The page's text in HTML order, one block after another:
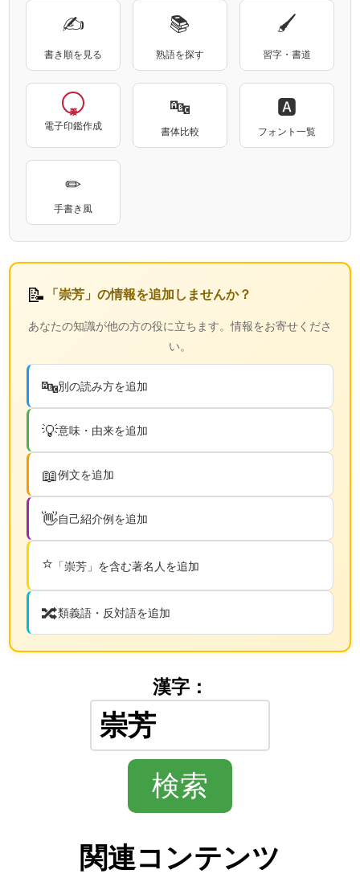
✍
書き順を見る
📚
熟語を探す
🖌
習字・書道
電子印鑑作成
🔤
書体比較
🅰
フォント一覧
✏
手書き風
📝 「崇芳」の情報を追加しませんか？
あなたの知識が他の方の役に立ちます。情報をお寄せくださ
い。
🔤別の読み方を追加
💡意味・由来を追加
📖例文を追加
👋自己紹介例を追加
⭐ 「崇芳」を含む著名人を追加
🔀類義語・反対語を追加
漢字：
関連コンテンツ